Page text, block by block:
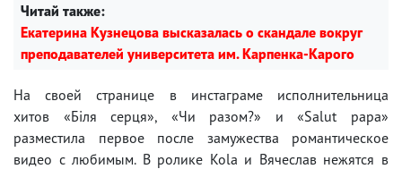
Читай также:
Екатерина Кузнецова высказалась о скандале вокруг
преподавателей университета им. Карпенка-Карого
На своей странице в инстаграме исполнительница
хитов «Біля серця», «Чи разом?» и «Salut papa»
разместила первое после замужества романтическое
видео с любимым. В ролике Kola и Вячеслав нежятся в